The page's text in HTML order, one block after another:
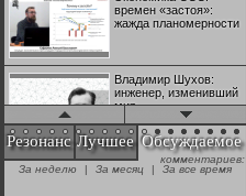
времен «застоя»:
жажда планомерности
Владимир Шухов:
инженер, изменивший
мир
"Аркадий Коц" на
эгалите-фесте "Не
Резонанс Лучшее Обсуждаемое
комментариев:
За неделю
| За месяц | За все время